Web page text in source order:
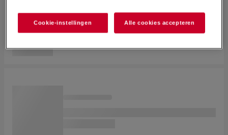
Cookie-instellingen Alle cookies accepteren